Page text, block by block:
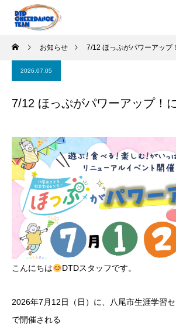
お知らせ 7/12 ほっぷがパワーアップ
2026.07.05
7/12 ほっぷがパワーアップ！
こんにちは DTDスタッフです。
2026年7月12日（日）に、八尾市生涯学習セ
で開催される